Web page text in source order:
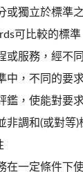
或獨立於標準
可比較的標準
服務，經不同
中，不同的要
鑑，使能對要
非調和(或對等)
一定條件下使